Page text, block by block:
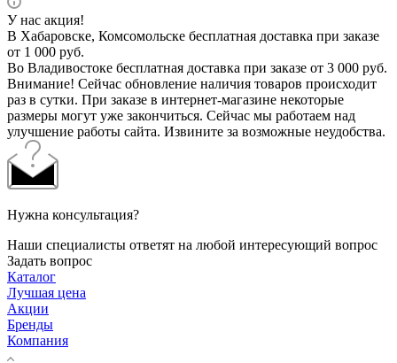
У нас акция!
В Хабаровске, Комсомольске бесплатная доставка при заказе
от 1 000 руб.
Во Владивостоке бесплатная доставка при заказе от 3 000 руб.
Внимание! Сейчас обновление наличия товаров происходит
раз в сутки. При заказе в интернет-магазине некоторые
размеры могут уже закончиться. Сейчас мы работаем над
улучшение работы сайта. Извините за возможные неудобства.
Нужна консультация?
Наши специалисты ответят на любой интересующий вопрос
Задать вопрос
Каталог
Лучшая цена
Акции
Бренды
Компания